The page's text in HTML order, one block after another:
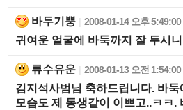
바두기뿡 2008-01-14 오후 5:49:00
귀여운 얼굴에 바둑까지 잘 두시
류수유운 2008-01-13 오전 1:54:00
김지석사범님 축하드립니다. 바
모습도 제 동생같이 이쁘고..ㅋㅋ.